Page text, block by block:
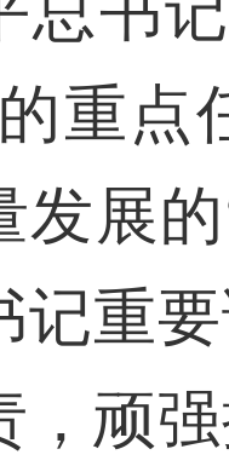
重点
发展
记重
，顽